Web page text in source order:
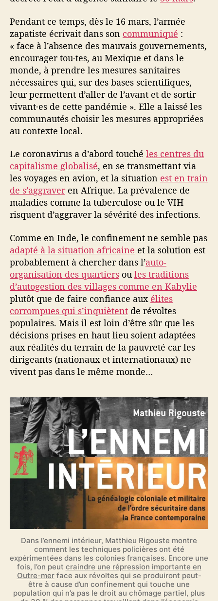
e
l
e
s
f
a
i
l
l
s
s
p
o
t
e
t
t
s
Pendant ce temps, dès le 16 mars, l’armée
zapatiste écrivait dans son communiqué :
« face à l’absence des mauvais gouvernements,
encourager tou·tes, au Mexique et dans le
monde, à prendre les mesures sanitaires
nécessaires qui, sur des bases scientifiques,
leur permettent d’aller de l’avant et de sortir
vivant·es de cette pandémie ». Elle a laissé les
communautés choisir les mesures appropriées
au contexte local.
Le coronavirus a d’abord touché les centres du
capitalisme globalisé, en se transmettant via
les voyages en avion, et la situation est en train
de s’aggraveren Afrique. La prévalence de
maladies comme la tuberculose ou le VIH
risquent d’aggraver la sévérité des infections.
Comme en Inde, le confinement ne semble pas
adapté à la situation africaine et la solution est
probablement à chercher dans l’auto-
organisation des quartiers ou les traditions
d’autogestion des villages comme en Kabylie
plutôt que de faire confiance aux élites
corrompues qui s’inquiètent de révoltes
populaires. Mais il est loin d’être sûr que les
décisions prises en haut lieu soient adaptées
aux réalités du terrain de la pauvreté car les
dirigeants (nationaux et internationaux) ne
vivent pas dans le même monde…
Dans l’ennemi intérieur, Matthieu Rigouste montre
comment les techniques policières ont été
expérimentées dans les colonies françaises. Encore une
fois, l’on peut craindre une répression importante en
Outre-merface aux révoltes qui se produiront peut-
être à cause d’un confinement qui touche une
population qui n’a pas le droit au chômage partiel, plus